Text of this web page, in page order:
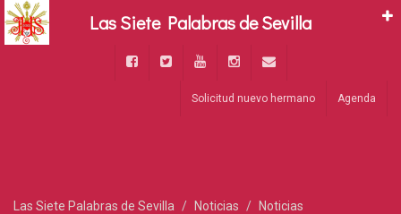
Solicitud nuevo hermano Agenda
Las Siete Palabras de Sevilla Noticias
Noticias
Las Siete Palabras de Sevilla